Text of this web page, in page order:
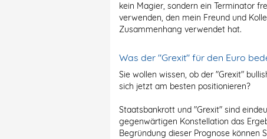
kein Magier, sondern ein Terminator
verwenden, den mein Freund und
Zusammenhang verwendet hat.
Was der "Grexit" für den Euro
Sie wollen wissen, ob der "Grexit"
sich jetzt am besten positionieren?
Staatsbankrott und "Grexit" sind
gegenwärtigen Konstellation das
Begründung dieser Prognose können